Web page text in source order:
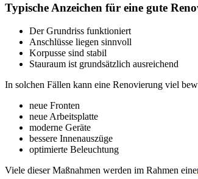
Typische Anzeichen für eine gute
Der Grundriss funktioniert
Anschlüsse liegen sinnvoll
Korpusse sind stabil
Stauraum ist grundsätzlich ausreichend
In solchen Fällen kann eine Renovierung viel
neue Fronten
neue Arbeitsplatte
moderne Geräte
bessere Innenauszüge
optimierte Beleuchtung
Viele dieser Maßnahmen werden im Rahmen